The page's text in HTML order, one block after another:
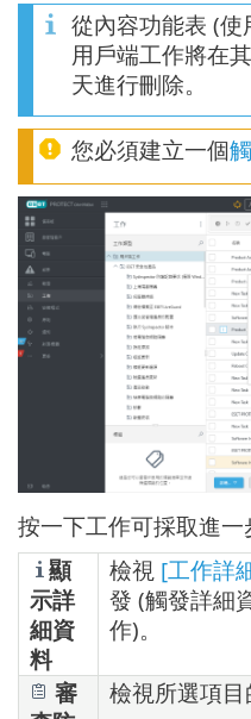
從內容功能表 (使
用戶端工作將在
天進行刪除。
您必須建立一個
按一下工作可採取進一
顯
示詳
細資
料
檢視 [工作詳
發 (觸發詳細
作)。
審
檢視所選項目